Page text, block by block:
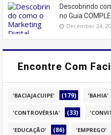
Descobrindo
no Guia
December 24,
Encontre Com
'BACIAJACUIPE' (179) 'BAHIA'
'CONTROVÉRSIA' (33)
'EDUCAÇÃO' (86) 'EMPREGO'